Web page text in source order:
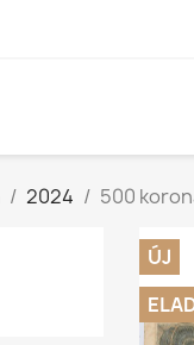
2024 500
ÚJ